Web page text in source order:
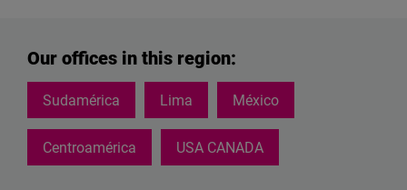
Our offices in this region:
Sudamérica Lima México
Centroamérica USA CANADA